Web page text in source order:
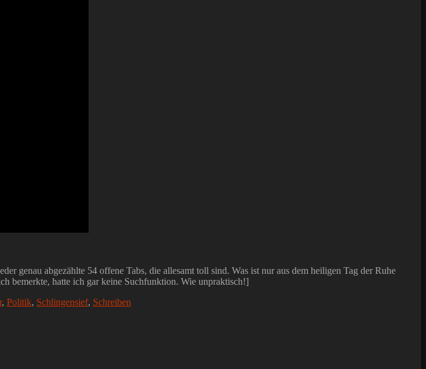
genau abgezählte 54 offene Tabs, die allesamt toll sind. Was ist nur aus dem heiligen Tag der Ruhe
bemerkte, hatte ich gar keine Suchfunktion. Wie unpraktisch!]
, Politik, Schlingensief, Schreiben